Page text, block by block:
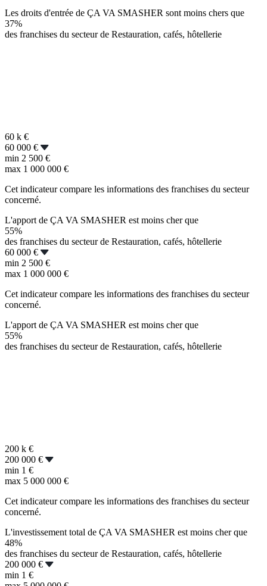
Les droits d'entrée de ÇA VA SMASHER sont moins chers que
37%
des franchises du secteur de Restauration, cafés, hôtellerie
60 k €
60 000 €
min 2 500 €
max 1 000 000 €
Cet indicateur compare les informations des franchises du secteur
concerné.
L'apport de ÇA VA SMASHER est moins cher que
55%
des franchises du secteur de Restauration, cafés, hôtellerie
60 000 €
min 2 500 €
max 1 000 000 €
Cet indicateur compare les informations des franchises du secteur
concerné.
L'apport de ÇA VA SMASHER est moins cher que
55%
des franchises du secteur de Restauration, cafés, hôtellerie
200 k €
200 000 €
min 1 €
max 5 000 000 €
Cet indicateur compare les informations des franchises du secteur
concerné.
L'investissement total de ÇA VA SMASHER est moins cher que
48%
des franchises du secteur de Restauration, cafés, hôtellerie
200 000 €
min 1 €